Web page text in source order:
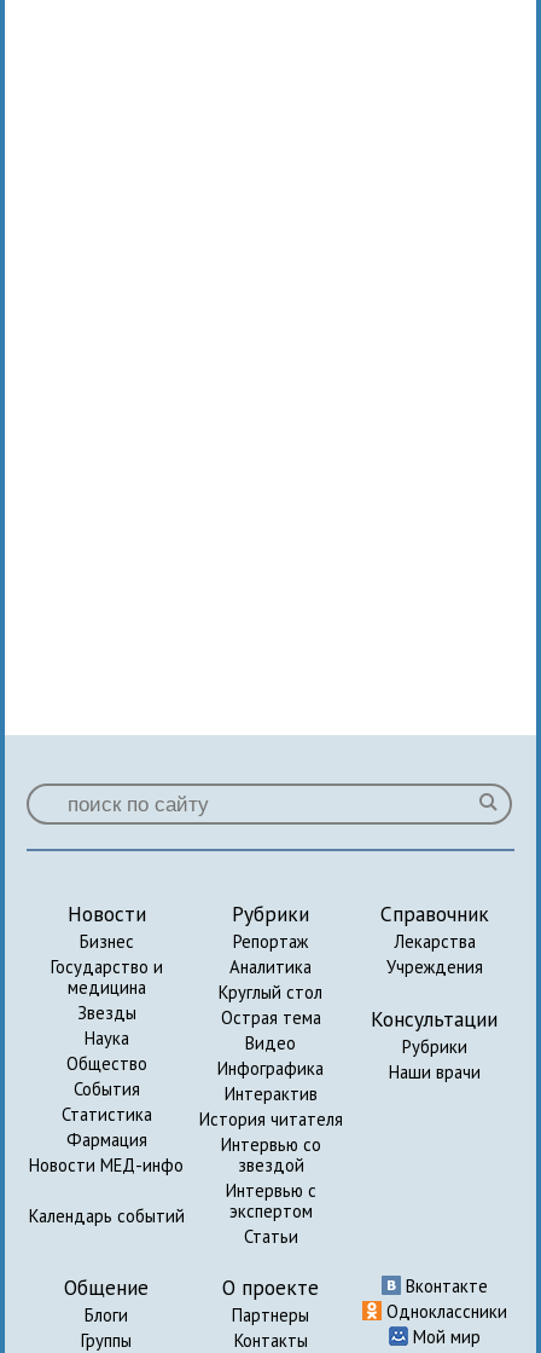
Новости
Бизнес
Государство и
медицина
Звезды
Наука
Общество
События
Статистика
Фармация
Новости МЕД-инфо
Календарь событий
Рубрики
Репортаж
Аналитика
Круглый стол
Острая тема
Видео
Инфографика
Интерактив
История читателя
Интервью со
звездой
Интервью с
экспертом
Статьи
Справочник
Лекарства
Учреждения
Консультации
Рубрики
Наши врачи
Общение
Блоги
Группы
О проекте
Партнеры
Контакты
Вконтакте
Одноклассники
Мой мир